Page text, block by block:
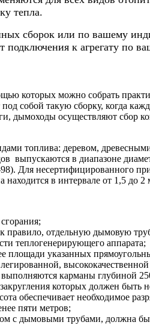
тепла.
сборок или по вашему
к агрегату по
которых можно собрать
собой такую сборку, когда
осуществляют сбор
топлива: деревом,
в диапазоне
Для несертифицированного
находится в интервале от 1,5 до
правило, отдельную дымовую
теплогенерирующего аппарата;
площади указанных
карманы глубиной
которых должен быть
обеспечивает необходимое
пяти метров;
с дымовыми трубами, должна